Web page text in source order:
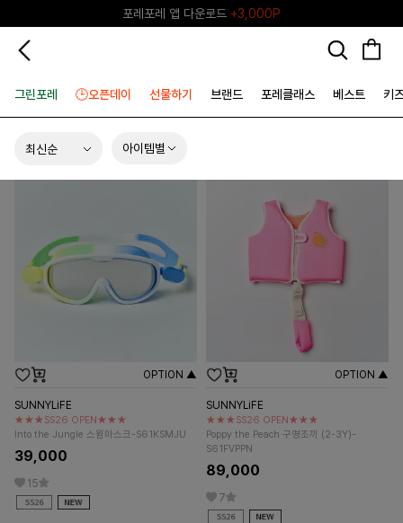
포레포레 앱 다운로드 +3,000P
그린포레 🕒오픈데이 선물하기 브랜드 포레클래스 베스트 키
아이템별
OPTION ▲
SUNNYLiFE
★★★SS26 OPEN★★★
Into the Jungle 스윔마스크-S61KSMJU
39,000
15
OPTION ▲
SUNNYLiFE
★★★SS26 OPEN★★★
Poppy the Peach 구명조끼 (2-3Y)-
S61FVPPN
89,000
7